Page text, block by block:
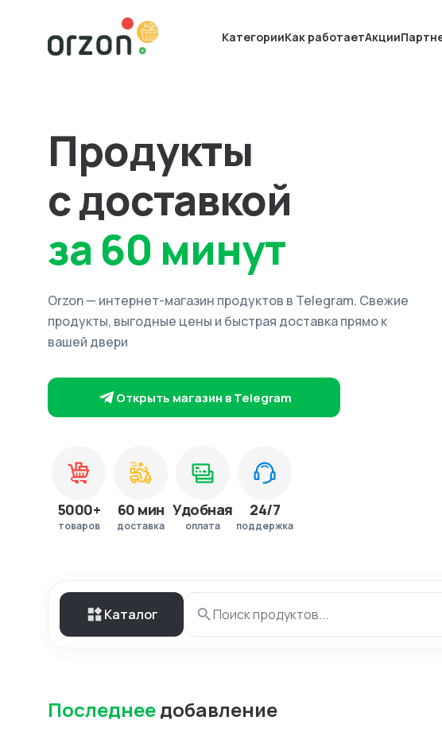
КатегорииКак работаетАкции
Продукты
с доставкой
за 60 минут
Orzon — интернет-магазин продуктов в Telegram. Свежие
продукты, выгодные цены и быстрая доставка прямо к
вашей двери
Открыть магазин в Telegram
5000+
товаров
60 мин
доставка
Удобная
оплата
24/7
поддержка
Каталог
Последнеедобавление